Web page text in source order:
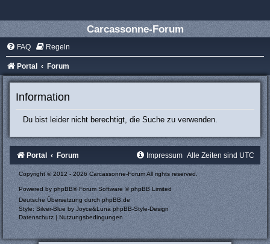
Carcassonne-Forum
FAQ Regeln
Portal Forum
Information
Du bist leider nicht berechtigt, die Suche zu verwenden.
Portal Forum Alle Zeiten sind UTC
Impressum
Copyright © 2012 - 2026 Carcassonne-Forum All rights reserved.
Powered by phpBB® Forum Software © phpBB Limited
Deutsche Übersetzung durch phpBB.de
Style: Silver-Blue by Joyce&LunaphpBB-Style-Design
Datenschutz | Nutzungsbedingungen